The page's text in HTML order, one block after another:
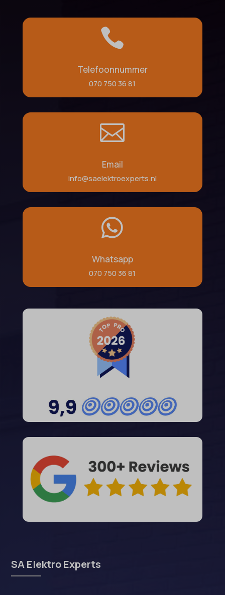

Telefoonnummer
070 750 36 81

Email
info@saelektroexperts.nl

Whatsapp
070 750 36 81
SA Elektro Experts